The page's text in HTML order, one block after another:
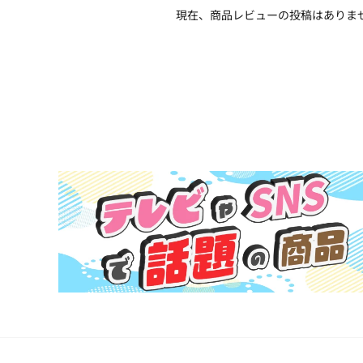
現在、商品レビューの投稿はありま